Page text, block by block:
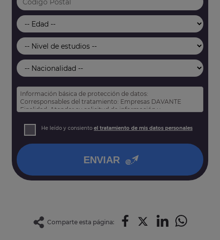
Información básica de protección de datos:
Corresponsables del tratamiento: Empresas DAVANTE
Finalidad: Atender su solicitud de información y
Derechos: Puede acceder, rectificar y suprimir sus datos,
así como otros derechos tal y como se explica en nuestra
He leído y consiento el tratamiento de mis datos personales
ENVIAR
Comparte esta página: